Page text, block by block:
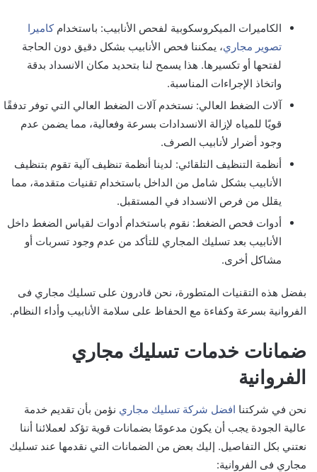
الكاميرات الميكروسكوبية لفحص الأنابيب: باستخدامكاميرا
تصوير مجاري، يمكننا فحص الأنابيب بشكل دقيق دون الحاجة
لفتحها أو تكسيرها. هذا يسمح لنا بتحديد مكان الانسداد بدقة
واتخاذ الإجراءات المناسبة.
آلات الضغط العالي: نستخدم آلات الضغط العالي التي توفر تدفقًا
قويًا للمياه لإزالة الانسدادات بسرعة وفعالية، مما يضمن عدم
وجود أضرار لأنابيب الصرف.
أنظمة التنظيف التلقائي: لدينا أنظمة تنظيف آلية تقوم بتنظيف
الأنابيب بشكل شامل من الداخل باستخدام تقنيات متقدمة، مما
يقلل من فرص الانسداد في المستقبل.
أدوات فحص الضغط: نقوم باستخدام أدوات لقياس الضغط داخل
الأنابيب بعد تسليك المجاري للتأكد من عدم وجود تسربات أو
مشاكل أخرى.
بفضل هذه التقنيات المتطورة، نحن قادرون على تسليك مجاري فی
الفروانية بسرعة وكفاءة مع الحفاظ على سلامة الأنابيب وأداء النظام.
ضمانات خدمات تسليك مجاري
الفروانية
نحن في شركتنا افضل شركة تسليك مجاري نؤمن بأن تقديم خدمة
عالية الجودة يجب أن يكون مدعومًا بضمانات قوية تؤكد لعملائنا أننا
نعتني بكل التفاصيل. إليك بعض من الضمانات التي نقدمها عند تسليك
مجاري فی الفروانية: